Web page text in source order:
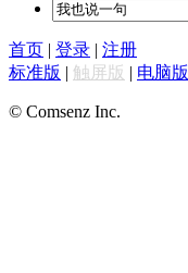
首页 | 登录 | 注册
标准版 | 触屏版 | 电脑版
© Comsenz Inc.